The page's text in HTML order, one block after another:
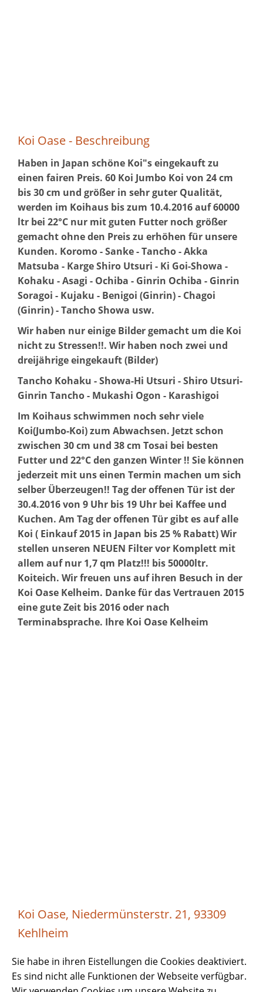
Koi Oase - Beschreibung
Haben in Japan schöne Koi"s eingekauft zu
einen fairen Preis. 60 Koi Jumbo Koi von 24 cm
bis 30 cm und größer in sehr guter Qualität,
werden im Koihaus bis zum 10.4.2016 auf 60000
ltr bei 22°C nur mit guten Futter noch größer
gemacht ohne den Preis zu erhöhen für unsere
Kunden. Koromo - Sanke - Tancho - Akka
Matsuba - Karge Shiro Utsuri - Ki Goi-Showa -
Kohaku - Asagi - Ochiba - Ginrin Ochiba - Ginrin
Soragoi - Kujaku - Benigoi (Ginrin) - Chagoi
(Ginrin) - Tancho Showa usw.
Wir haben nur einige Bilder gemacht um die Koi
nicht zu Stressen!!. Wir haben noch zwei und
dreijährige eingekauft (Bilder)
Tancho Kohaku - Showa-Hi Utsuri - Shiro Utsuri-
Ginrin Tancho - Mukashi Ogon - Karashigoi
Im Koihaus schwimmen noch sehr viele
Koi(Jumbo-Koi) zum Abwachsen. Jetzt schon
zwischen 30 cm und 38 cm Tosai bei besten
Futter und 22°C den ganzen Winter !! Sie können
jederzeit mit uns einen Termin machen um sich
selber Überzeugen!! Tag der offenen Tür ist der
30.4.2016 von 9 Uhr bis 19 Uhr bei Kaffee und
Kuchen. Am Tag der offenen Tür gibt es auf alle
Koi ( Einkauf 2015 in Japan bis 25 % Rabatt) Wir
stellen unseren NEUEN Filter vor Komplett mit
allem auf nur 1,7 qm Platz!!! bis 50000ltr.
Koiteich. Wir freuen uns auf ihren Besuch in der
Koi Oase Kelheim. Danke für das Vertrauen 2015
eine gute Zeit bis 2016 oder nach
Terminabsprache. Ihre Koi Oase Kelheim
Koi Oase, Niedermünsterstr. 21, 93309
Kehlheim
Sie habe in ihren Eistellungen die Cookies deaktiviert.
Es sind nicht alle Funktionen der Webseite verfügbar.